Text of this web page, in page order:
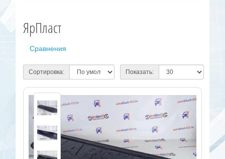
ЯрПласт
Сравнения
Сортировка: Показать: